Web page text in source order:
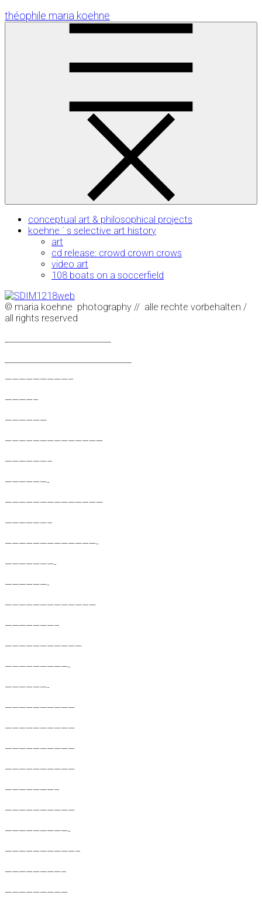
Skip
to
théophile maria koehne
conceptual art & philosophical projects
koehne ´ s selective art history
art
cd release: crowd crown crows
video art
108 boats on a soccerfield
© maria koehne photography // alle rechte vorbehalten /
all rights reserved
—————————–
————–
——————
——————————————
——————–
——————-
——————————————
——————–
—————————————-
———————-
——————-
—————————————
———————–
———————————
—————————-
——————-
——————————
——————————
——————————
——————————
———————–
——————————
—————————-
——————————–
————————–
—————————